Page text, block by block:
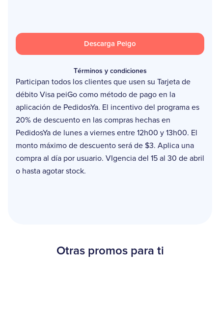
Descarga Peigo
Términos y condiciones
Participan todos los clientes que usen su Tarjeta de
débito Visa peiGo como método de pago en la
aplicación de PedidosYa. El incentivo del programa es
20% de descuento en las compras hechas en
PedidosYa de lunes a viernes entre 12h00 y 13h00. El
monto máximo de descuento será de $3. Aplica una
compra al día por usuario. VIgencia del 15 al 30 de abril
o hasta agotar stock.
Otras promos para ti